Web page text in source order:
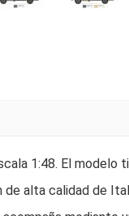
1:48. El modelo
de alta calidad de